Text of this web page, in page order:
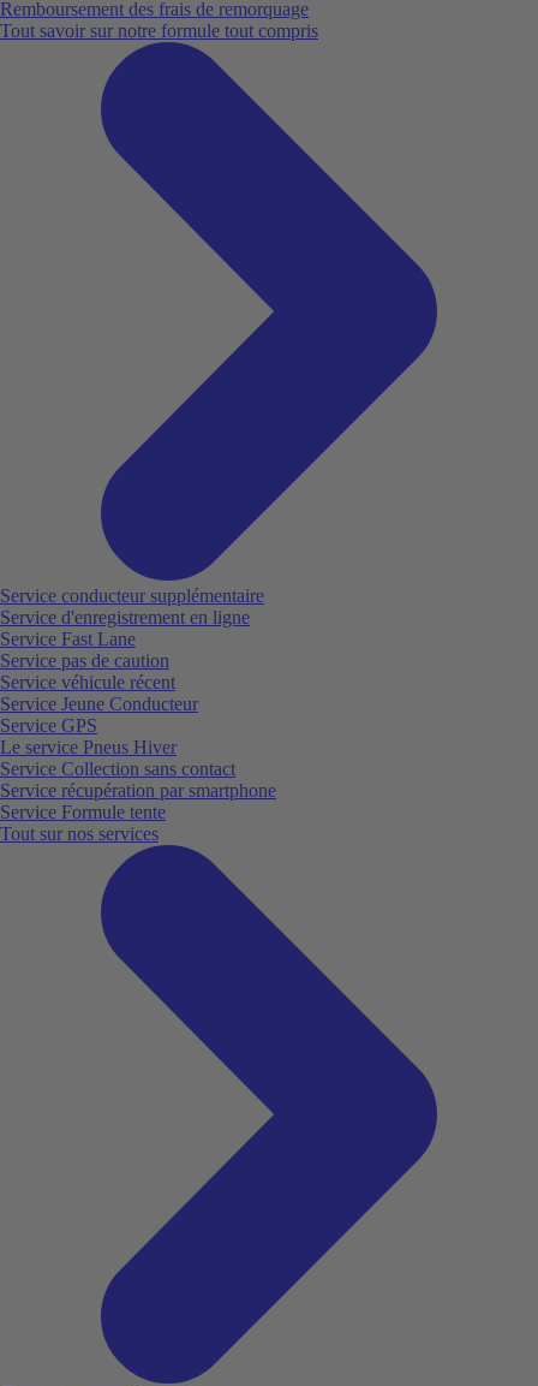
Remboursement des frais de remorquage
Tout savoir sur notre formule tout compris
Service conducteur supplémentaire
Service d'enregistrement en ligne
Service Fast Lane
Service pas de caution
Service véhicule récent
Service Jeune Conducteur
Service GPS
Le service Pneus Hiver
Service Collection sans contact
Service récupération par smartphone
Service Formule tente
Tout sur nos services